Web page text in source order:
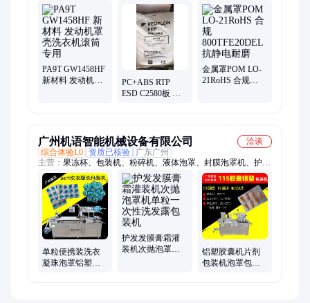
LCP、PPS、耐高温、耐化学、耐低温、代替金属、弹性体
PA9T GW1458HF
新材料 发动机罩
PC+ABS RTP
ESD C2580板 用
金属罩POM LO-
21RoHS 合规
广州机语智能机械设备有限公司
洽谈
综合体验L0
资质已核验
广东广州
主营： 果冻杯、包装机、粉碎机、液体泡罩、封膜泡罩机、护发
素泡罩、面膜灌装机、凝胶面膜机、液体灌装机、胶囊填充机、
灵芝打粉机、杯睡眠面膜、杯布丁面膜、面膜全自动、灵芝破壁
机、眼贴膜灌装、免洗面膜机、水晶眼贴膜、水晶凝胶眼膜机
单粒便携装洗衣
凝珠泡罩铝塑机
护发发膜膏霜灌
装机次抛泡罩机
铝塑胶囊机片剂
包装机泡罩包装